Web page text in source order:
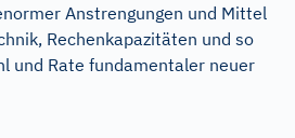
Anstrengungen und Mittel
Rechenkapazitäten und so
und Rate fundamentaler neuer